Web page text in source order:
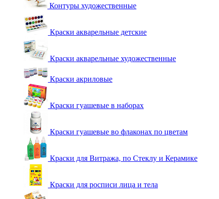
Контуры художественные
Краски акварельные детские
Краски акварельные художественные
Краски акриловые
Краски гуашевые в наборах
Краски гуашевые во флаконах по цветам
Краски для Витража, по Стеклу и Керамике
Краски для росписи лица и тела